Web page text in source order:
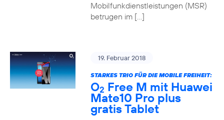
Mobilfunkdienstleistungen (MSR)
betrugen im […]
19. Februar 2018
STARKES TRIO FÜR DIE MOBILE FREIHEIT:
O2 Free M mit Huawei
Mate10 Pro plus
gratis Tablet